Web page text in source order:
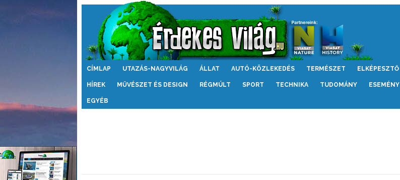
Érdekes
CÍMLAP UTAZÁS-NAGYVILÁG ÁLLAT AUTÓ-KÖZLEKEDÉS TERMÉSZET ELKÉPESZTŐ
HÍREK MŰVÉSZET ÉS DESIGN RÉGMÚLT SPORT TECHNIKA TUDOMÁNY ESEMÉNY
EGYÉB